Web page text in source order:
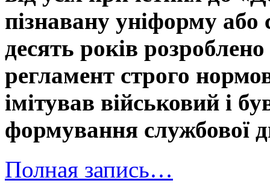
пізнавану уніформу або
десять років
регламент строго
імітував військовий і
формування службової
Полная запись…